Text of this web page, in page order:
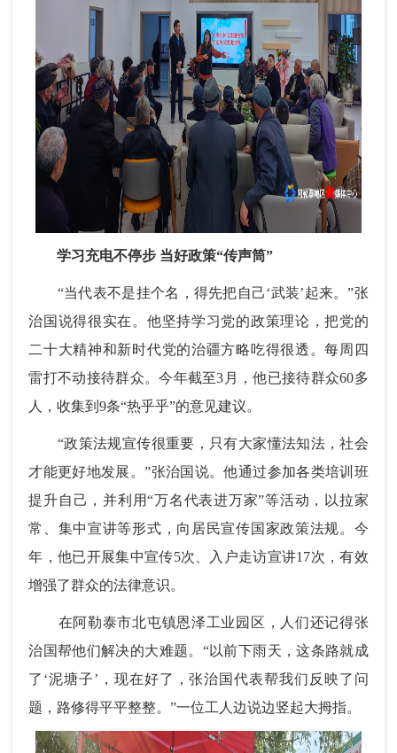
学习充电不停步 当好政策“传声筒”
“当代表不是挂个名，得先把自己‘武装’起来。”张
治国说得很实在。他坚持学习党的政策理论，把党的
二十大精神和新时代党的治疆方略吃得很透。每周四
雷打不动接待群众。今年截至3月，他已接待群众60多
人，收集到9条“热乎乎”的意见建议。
“政策法规宣传很重要，只有大家懂法知法，社会
才能更好地发展。”张治国说。他通过参加各类培训班
提升自己，并利用“万名代表进万家”等活动，以拉家
常、集中宣讲等形式，向居民宣传国家政策法规。今
年，他已开展集中宣传5次、入户走访宣讲17次，有效
增强了群众的法律意识。
在阿勒泰市北屯镇恩泽工业园区，人们还记得张
治国帮他们解决的大难题。“以前下雨天，这条路就成
了‘泥塘子’，现在好了，张治国代表帮我们反映了问
题，路修得平平整整。”一位工人边说边竖起大拇指。